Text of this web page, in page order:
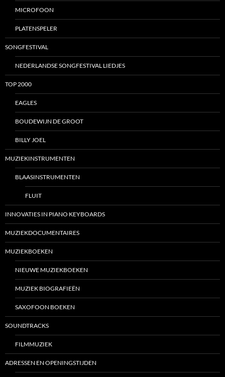
MICROFOON
PLATENSPELER
SONGFESTIVAL
NEDERLANDSE SONGFESTIVAL LIEDJES
TOP 2000
EAGLES
BOUDEWIJN DE GROOT
BILLY JOEL
MUZIEKINSTRUMENTEN
BLAASINSTRUMENTEN
FLUIT
INNOVATIES IN PIANO KEYBOARDS
MUZIEKDOCUMENTAIRES
MUZIEKBOEKEN
NIEUWE MUZIEKBOEKEN
MUZIEK BIOGRAFIEËN
SAXOFOON BOEKEN
SOUNDTRACKS
FILMMUZIEK
ADRESSEN EN OPENINGSTIJDEN